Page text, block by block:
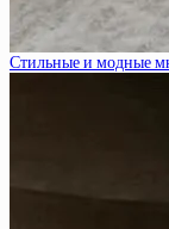
Стильные и модные